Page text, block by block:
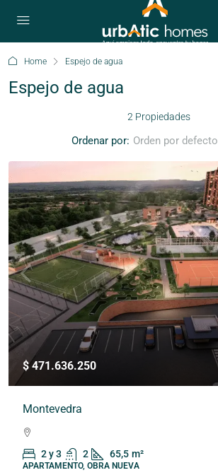
Home Espejo de agua
Espejo de agua
2 Propiedades
Ordenar por: Orden por defecto
$ 471.636.250
Montevedra
2 y 3 2 65,5 m²
APARTAMENTO, OBRA NUEVA